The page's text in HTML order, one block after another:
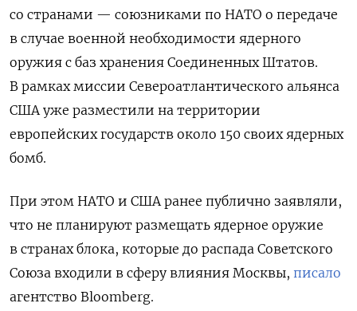
со странами — союзниками по НАТО о передаче
в случае военной необходимости ядерного
оружия с баз хранения Соединенных Штатов.
В рамках миссии Североатлантического альянса
США уже разместили на территории
европейских государств около 150 своих ядерных
бомб.
При этом НАТО и США ранее публично заявляли,
что не планируют размещать ядерное оружие
в странах блока, которые до распада Советского
Союза входили в сферу влияния Москвы, писало
агентство Bloomberg.